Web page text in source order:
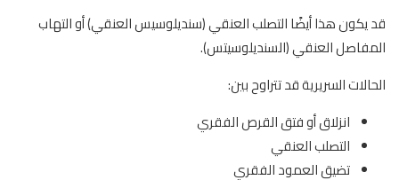
قد يكون هذا أيضًا التصلب العنقي (سنديلوسيس العنقي) أو التهاب
المفاصل العنقي (السنديلوسيتس).
الحالات السريرية قد تتراوح بين:
انزلاق أو فتق القرص الفقري
التصلب العنقي
تضيق العمود الفقري